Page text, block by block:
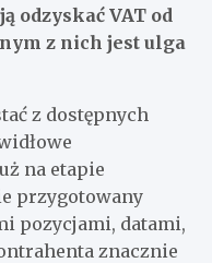
odzyskać VAT od
z nich jest ulga
z dostępnych
na etapie
przygotowany
pozycjami, datami,
znacznie